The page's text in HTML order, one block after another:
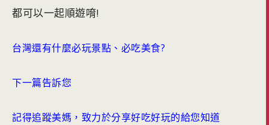
都可以一起順遊唷!
台灣還有什麼必玩景點、必吃美食?
下一篇告訴您
記得追蹤美媽，致力於分享好吃好玩的給您知道